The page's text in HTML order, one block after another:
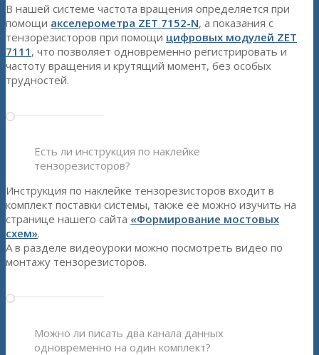
В нашей системе частота вращения определяется при
помощи акселерометра ZET 7152-N, а показания с
тензорезисторов при помощи цифровых модулей ZET
7111 , что позволяет одновременно регистрировать и
частоту вращения и крутящий момент, без особых
трудностей.
Есть ли инструкция по наклейке
тензорезисторов?
Инструкция по наклейке тензорезисторов входит в
комплект поставки системы, также её можно изучить на
странице нашего сайта «Формирование мостовых
схем».
А в разделе видеоуроки можно посмотреть видео по
монтажу тензорезисторов.
Можно ли писать два канала данных
одновременно на один комплект?